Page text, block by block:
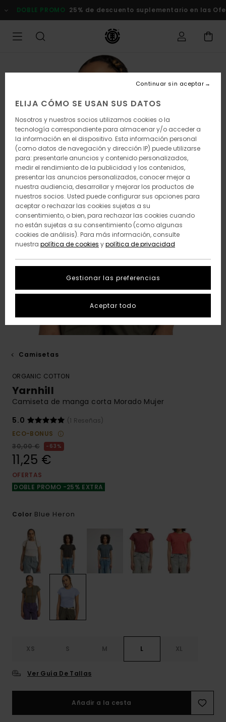
la
DOBLE PROMO 25% de descuento suplementario en las Ofertas
Camisetas
ORGANIC COTTON
Yarnhill
Camiseta de manga corta Morado Mujer
5.0
(1 Reseñas)
ECO-BONUS
30,00 €
63%
11,25 €
OFERTAS
DOBLE PROMO -25% EXTRA
Color Blue Heron
XS S M L XL
Ver Guía De Tallas
Añadir a la cesta
ELIJA CÓMO SE USAN SUS DATOS
Nosotros y nuestros socios utilizamos cookies o la
tecnología correspondiente para almacenar y/o acceder a
la información en el dispositivo. Esta información personal
(como datos de navegación y dirección IP) puede utilizarse
para: presentarle anuncios y contenido personalizados,
medir el rendimiento de la publicidad y los contenidos,
presentar las anuncios personalizados, conocer mejor a
nuestra audiencia, desarrollar y mejorar los productos de
nuestros socios. Usted puede configurar sus opciones para
aceptar o rechazar las cookies sujetas a su
consentimiento, o bien, para rechazar las cookies cuando
no están sujetas a su consentimiento (como algunas
cookies de análisis). Para más información, consulte
nuestra política de cookies ypolítica de privacidad
Gestionar las preferencias
Continuar sin aceptar
Aceptar todo